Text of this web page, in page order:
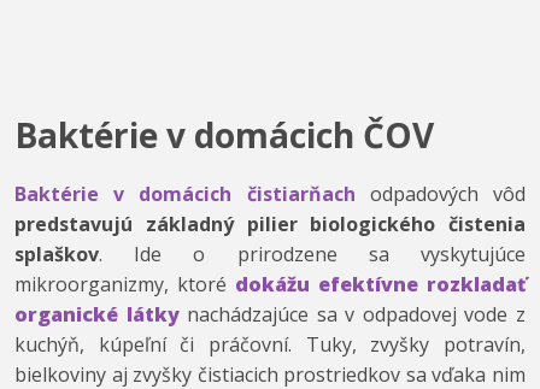
Baktérie v domácich ČOV
Baktérie v domácich čistiarňach odpadových vôd
predstavujú základný pilier biologického čistenia
splaškov. Ide o prirodzene sa vyskytujúce
mikroorganizmy, ktoré dokážu efektívne rozkladať
organické látkynachádzajúce sa v odpadovej vode z
kuchýň, kúpeľní či práčovní. Tuky, zvyšky potravín,
bielkoviny aj zvyšky čistiacich prostriedkov sa vďaka nim